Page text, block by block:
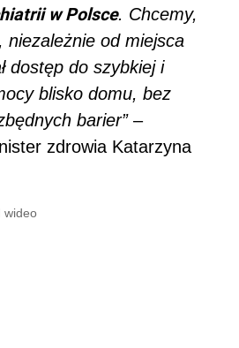
w Polsce. Chcemy,
niezależnie od miejsca
dostęp do szybkiej i
blisko domu, bez
barier”–
zdrowia Katarzyna
wideo